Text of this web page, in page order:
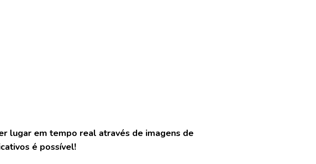
lugar em tempo real através de imagens de
é possível!